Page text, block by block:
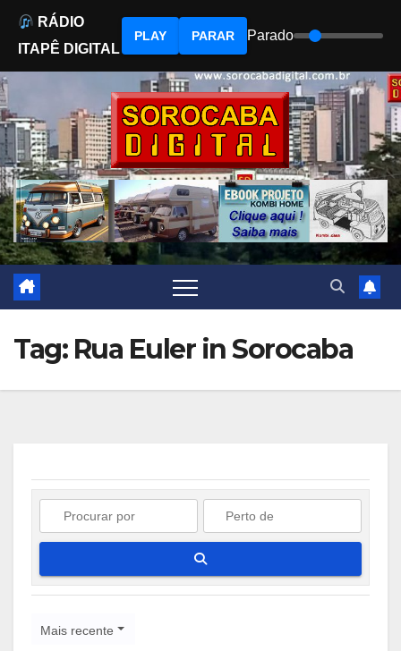
to
content
Tag: Rua Euler in Sorocaba
Mais recente
RÁDIO
ITAPÊ DIGITAL
PLAY PARAR Parado